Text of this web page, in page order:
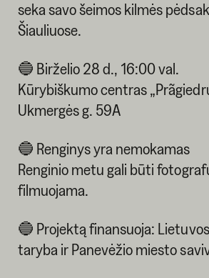
seka savo šeimos kilmės
Šiauliuose.
🔵 Birželio 28 d., 16:00 val.
Kūrybiškumo centras
Ukmergės g. 59A
🔵 Renginys yra nemokamas
Renginio metu gali būti
filmuojama.
🔵 Projektą finansuoja:
taryba ir Panevėžio miesto